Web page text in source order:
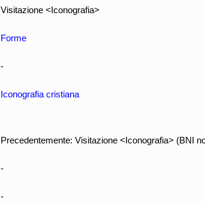
Visitazione <Iconografia>
Forme
-
Iconografia cristiana
Precedentemente: Visitazione <Iconografia> (BNI
-
-